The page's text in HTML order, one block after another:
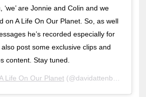
‘we’ are Jonnie and Colin and we
on A Life On Our Planet. So, as well
he’s recorded especially for
also post some exclusive clips and
content. Stay tuned.
Life On Our Planet (@davidattenborough) on